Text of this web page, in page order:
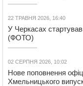
22 ТРАВНЯ 2026, 16:40
У Черкасах
(ФОТО)
02 СЕРПНЯ 2026, 10:02
Нове поповнення
Хмельницького